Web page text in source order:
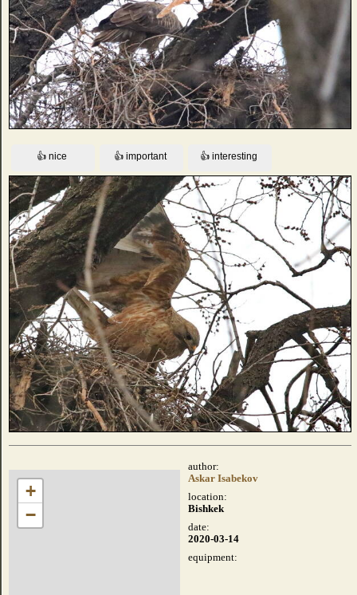
+
−
author:
Askar Isabekov
location:
Bishkek
date:
2020-03-14
equipment: